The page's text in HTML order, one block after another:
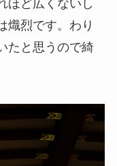
ほど広くないし
熾烈です。わり
たと思うので綺